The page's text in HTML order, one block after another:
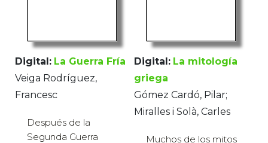
Digital: La Guerra Fría
Veiga Rodríguez,
Francesc
Después de la
Segunda Guerra
Digital: La mitología
griega
Gómez Cardó, Pilar;
Miralles i Solà, Carles
Muchos de los mitos